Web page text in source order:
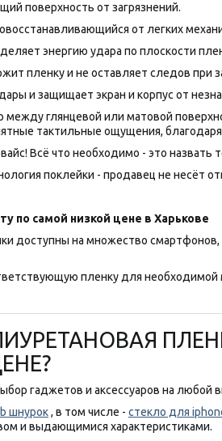
поверхность от загрязнений.
от легких
энергию удара по плоскости
пленку и не оставляет следов при
и защищает экран и корпус от
глянцевой или матовой
тактильные ощущения,
Всё что необходимо - это назвать
поклейки - продавец не несёт
по самой низкой цене в Харькове
доступны на множество смартфонов,
пленку для необходимой
гаджетов и аксессуаров на любой
шнурок, в том числе - стекло для
и выдающимися характеристиками.